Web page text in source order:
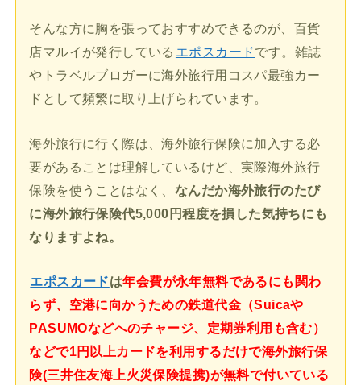
そんな方に胸を張っておすすめできるのが、百貨
店マルイが発行している エポスカードです。雑誌
やトラベルブロガーに海外旅行用コスパ最強カー
ドとして頻繁に取り上げられています。
海外旅行に行く際は、海外旅行保険に加入する必
要があることは理解しているけど、実際海外旅行
保険を使うことはなく、 なんだか海外旅行のたび
に海外旅行保険代5,000円程度を損した気持ちにも
なりますよね。
エポスカードは年会費が永年無料であるにも関わ
らず、空港に向かうための鉄道代金（Suicaや
PASUMOなどへのチャージ、定期券利用も含む）
などで1円以上カードを利用するだけで海外旅行保
険(三井住友海上火災保険提携)が無料で付いている